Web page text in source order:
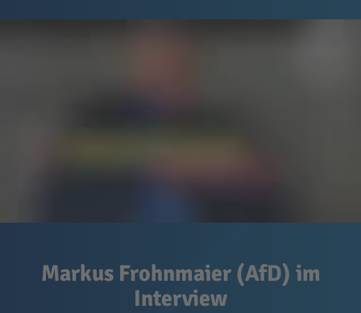
Markus Frohnmaier (AfD) im
Interview